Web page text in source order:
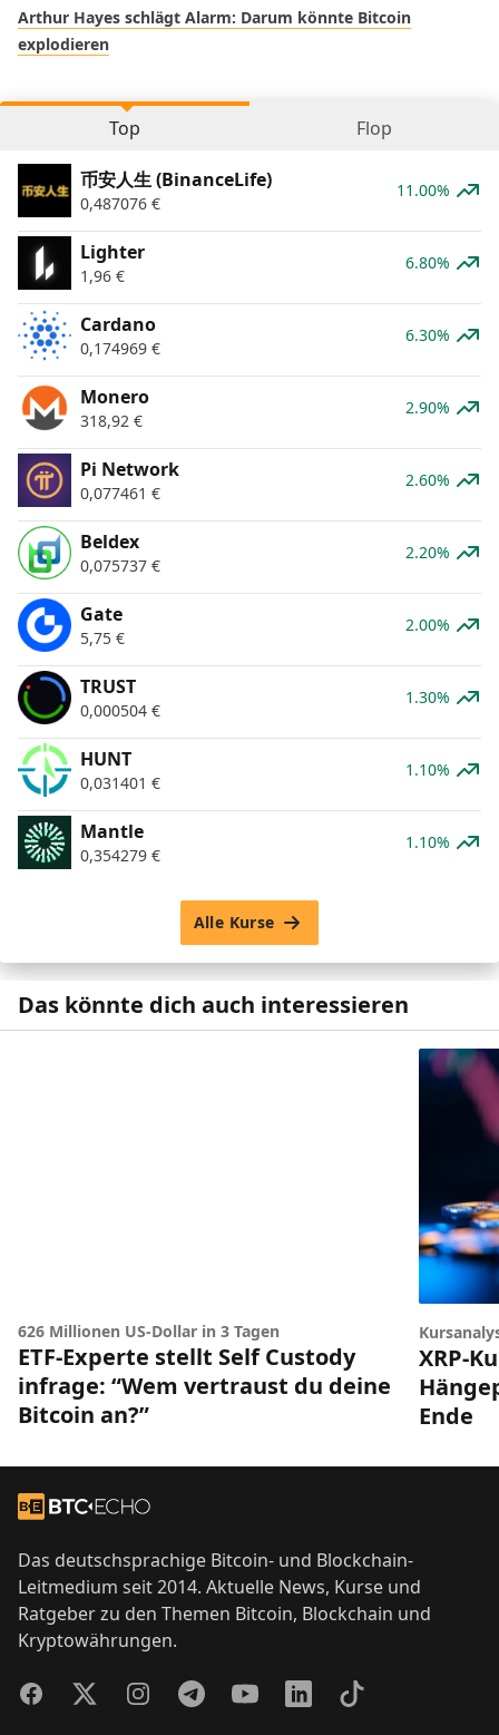
Arthur Hayes schlägt Alarm: Darum könnte Bitcoin
explodieren
Top Flop
币安人生 (BinanceLife)
0,487076 €
11.00%
Lighter
1,96 €
6.80%
Cardano
0,174969 €
6.30%
Monero
318,92 €
2.90%
Pi Network
0,077461 €
2.60%
Beldex
0,075737 €
2.20%
Gate
5,75 €
2.00%
TRUST
0,000504 €
1.30%
HUNT
0,031401 €
1.10%
Mantle
0,354279 €
1.10%
Alle Kurse
Das könnte dich auch interessieren
626 Millionen US-Dollar in 3 Tagen
ETF-Experte stellt Self Custody
infrage: “Wem vertraust du deine
Bitcoin an?”
XRP-
Ende
Zur Startseite
Das deutschsprachige Bitcoin- und Blockchain-
Leitmedium seit 2014. Aktuelle News, Kurse und
Ratgeber zu den Themen Bitcoin, Blockchain und
Kryptowährungen.
FacebookTwitterInstagramTelegramYouTubeLinkedInTikTok